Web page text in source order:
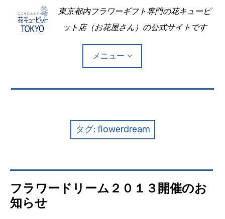
b
o
k
t
e
東京都内フラワーギフト専門の花キューピ
ット店（お花屋さん）の公式サイトです
メニュー
加盟店リスト
花キューピットタウン
タグ: flowerdream
フラワードリーム２０１３開催のお
知らせ